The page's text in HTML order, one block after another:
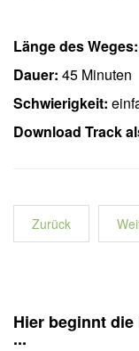
Länge des Weges:
Dauer: 45 Minuten
Schwierigkeit:
Download Track
Zurück
Hier beginnt die
...